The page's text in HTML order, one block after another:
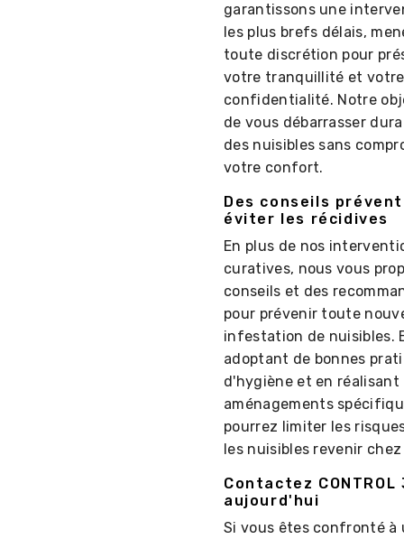
garantissons une
les plus brefs délais,
toute discrétion pour
votre tranquillité et votre
confidentialité. Notre
de vous débarrasser
des nuisibles sans
votre confort.
Des conseils
éviter les récidives
En plus de nos
curatives, nous vous
conseils et des
pour prévenir toute
infestation de nuisibles.
adoptant de bonnes
d'hygiène et en réalisant
aménagements
pourrez limiter les
les nuisibles revenir
Contactez CONTROL
aujourd'hui
Si vous êtes confronté à